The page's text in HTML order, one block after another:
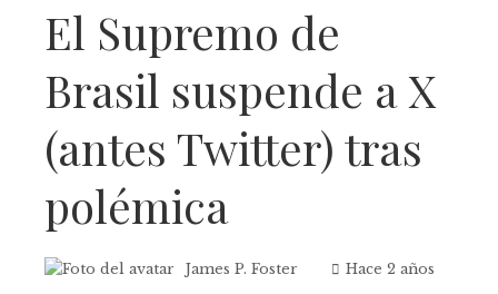
El Supremo de
Brasil suspende a X
(antes Twitter) tras
polémica
James P. Foster Hace 2 años